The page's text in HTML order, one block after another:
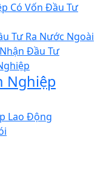
Có Vốn Đầu Tư
Tư Ra Nước Ngoài
Đầu Tư
Nghiệp
Lao Động